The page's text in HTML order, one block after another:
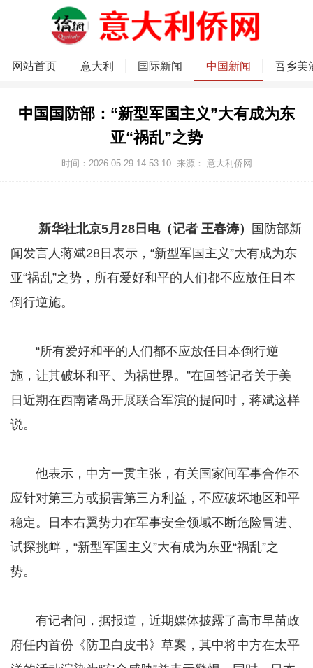
网站首页 意大利 国际新闻 中国新闻 吾乡美
中国国防部：“新型军国主义”大有成为东
亚“祸乱”之势
时间：2026-05-29 14:53:10 来源： 意大利侨网
新华社北京5月28日电（记者 王春涛）
国防部新
闻发言人蒋斌28日表示，“新型军国主义”大有成为东
亚“祸乱”之势，所有爱好和平的人们都不应放任日本
倒行逆施。
“所有爱好和平的人们都不应放任日本倒行逆
施，让其破坏和平、为祸世界。”在回答记者关于美
日近期在西南诸岛开展联合军演的提问时，蒋斌这样
说。
他表示，中方一贯主张，有关国家间军事合作不
应针对第三方或损害第三方利益，不应破坏地区和平
稳定。日本右翼势力在军事安全领域不断危险冒进、
试探挑衅，“新型军国主义”大有成为东亚“祸乱”之
势。
有记者问，据报道，近期媒体披露了高市早苗政
府任内首份《防卫白皮书》草案，其中将中方在太平